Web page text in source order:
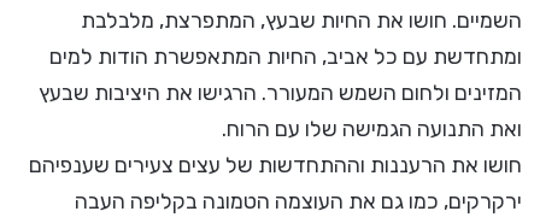
השמיים. חושו את החיות שבעץ, המתפרצת, מלבלבת
ומתחדשת עם כל אביב, החיות המתאפשרת הודות למים
המזינים ולחום השמש המעורר. הרגישו את היציבות שבעץ
ואת התנועה הגמישה שלו עם הרוח.
חושו את הרעננות וההתחדשות של עצים צעירים שענפיהם
ירקרקים, כמו גם את העוצמה הטמונה בקליפה העבה